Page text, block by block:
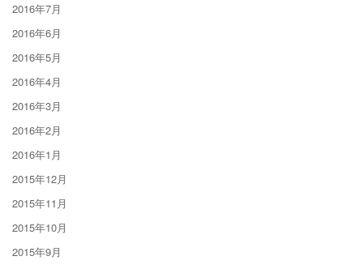
2016年7月
2016年6月
2016年5月
2016年4月
2016年3月
2016年2月
2016年1月
2015年12月
2015年11月
2015年10月
2015年9月